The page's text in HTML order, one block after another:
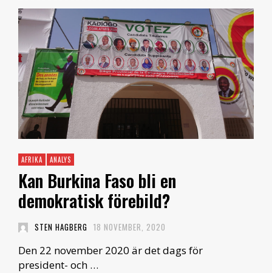
AFRIKA ANALYS
Kan Burkina Faso bli en
demokratisk förebild?
STEN HAGBERG 18 NOVEMBER, 2020
Den 22 november 2020 är det dags för
president- och …